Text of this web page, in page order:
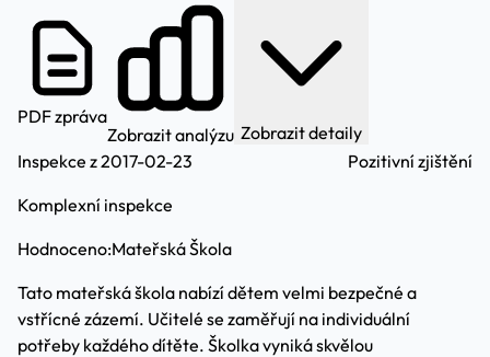
PDF zpráva
Zobrazit analýzu Zobrazit detaily
Inspekce z 2017-02-23
Komplexní inspekce
Pozitivní zjištění
Hodnoceno:Mateřská Škola
Tato mateřská škola nabízí dětem velmi bezpečné a
vstřícné zázemí. Učitelé se zaměřují na individuální
potřeby každého dítěte. Školka vyniká skvělou